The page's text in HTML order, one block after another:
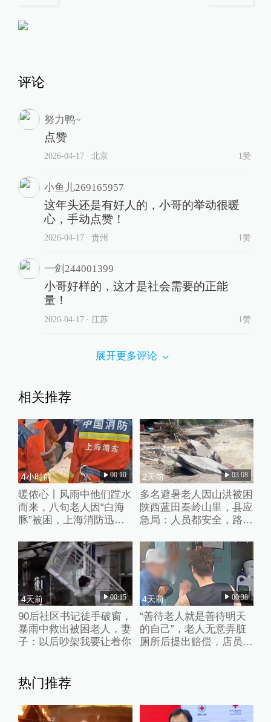
评论
努力鸭~
点赞
2026-04-17∙ 北京 1赞
小鱼儿269165957
这年头还是有好人的，小哥的举动很暖
心，手动点赞！
2026-04-17∙ 贵州 1赞
一剑244001399
小哥好样的，这才是社会需要的正能
量！
2026-04-17∙ 江苏 1赞
展开更多评论
相关推荐
4小时前 00:10
暖侬心丨风雨中他们蹚水
而来，八旬老人因“白海
豚”被困，上海消防迅速
2天前 03:08
多名避暑老人因山洪被困
陕西蓝田秦岭山里，县应
急局：人员都安全，路暂
4天前 00:15
90后社区书记徒手破窗，
暴雨中救出被困老人，妻
子：以后吵架我要让着你
4天前 00:38
“善待老人就是善待明天
的自己”，老人无意弄脏
厕所后提出赔偿，店员婉
热门推荐